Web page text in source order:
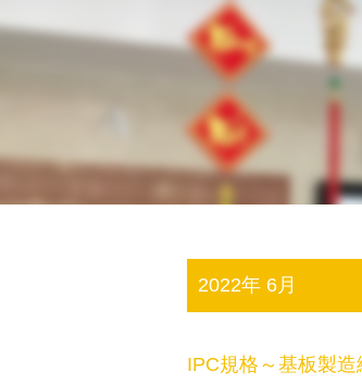
2022年 6月
IPC規格～基板製造